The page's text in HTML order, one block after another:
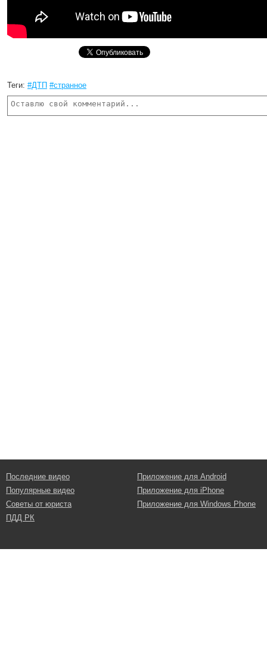
Теги: #ДТП #странное
Последние видео
Популярные видео
Советы от юриста
ПДД РК
Приложение для Android
Приложение для iPhone
Приложение для Windows Phone